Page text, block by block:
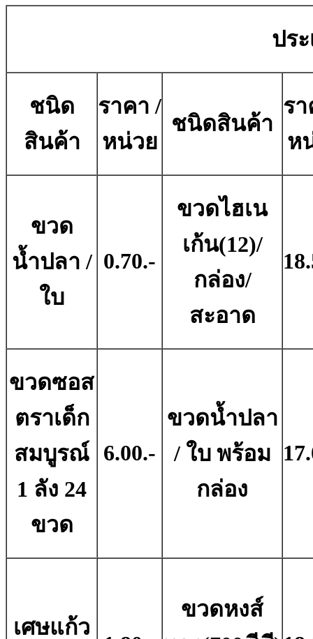
ปร
ชนิด
สินค้า
ราคา /
หน่วย
ชนิดสินค้า
ร
ห
ขวด
น้ำปลา /
ใบ
0.70.-
ขวดไฮเน
เก้น(12)/
กล่อง/
สะอาด
ขวดซอส
ตราเด็ก
สมบูรณ์
1 ลัง 24
ขวด
6.00.-
ขวดน้ำปลา
/ ใบ พร้อม
กล่อง
เศษแก้ว
ขวดหงส์